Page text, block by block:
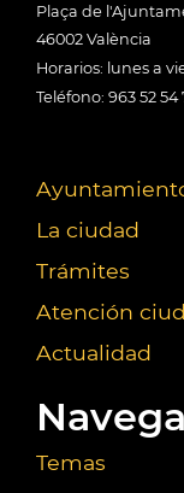
Plaça de
46002 València
Horarios: lunes a
Teléfono: 963 52 54
La ciudad
Trámites
Atención
Actualidad
Temas